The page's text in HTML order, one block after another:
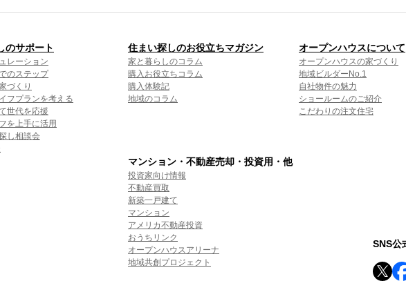
のサポート
レーション
のステップ
づくり
フプランを考える
世代を応援
を上手に活用
し相談会
住まい探しのお役立ちマガジン
家と暮らしのコラム
購入お役立ちコラム
購入体験記
地域のコラム
オープンハウスについて
オープンハウスの家づくり
地域ビルダーNo.1
自社物件の魅力
ショールームのご紹介
こだわりの注文住宅
マンション・不動産売却・投資用・他
投資家向け情報
不動産買取
新築一戸建て
マンション
アメリカ不動産投資
おうちリンク
オープンハウスアリーナ
地域共創プロジェクト
SNS公